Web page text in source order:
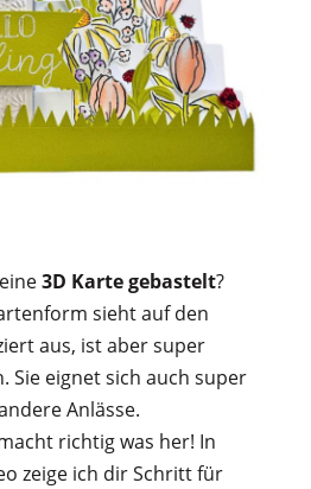
3D Karte gebastelt?
sieht auf den
aus, ist aber super
Sie eignet sich auch super
Anlässe.
richtig was her! In
zeige ich dir Schritt für